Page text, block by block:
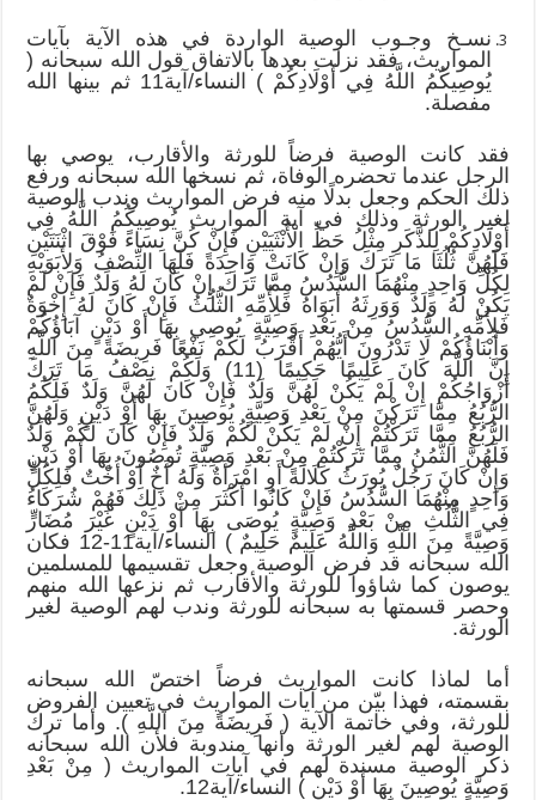
نسـخ وجـوب الوصية الواردة في هذه الآية بآيات
المواريث، فقد نزلت بعدها بالاتفاق قول الله سبحانه (
يُوصِيكُمُ اللَّهُ فِي أَوْلَادِكُمْ ) النساء/آية11 ثم بينها الله
مفصلة.
فقد كانت الوصية فرضاً للورثة والأقارب، يوصي بها
الرجل عندما تحضره الوفاة، ثم نسخها الله سبحانه ورفع
ذلك الحكم وجعل بدلًا منه فرض المواريث وندب الوصية
لغير الورثة وذلك في آية المواريث يُوصِيكُمُ اللَّهُ فِي
أَوْلَادِكُمْ لِلذَّكَرِ مِثْلُ حَظِّ الْأُنْثَيَيْنِ فَإِنْ كُنَّ نِسَاءً فَوْقَ اثْنَتَيْنِ
فَلَهُنَّ ثُلُثَا مَا تَرَكَ وَإِنْ كَانَتْ وَاحِدَةً فَلَهَا النِّصْفُ وَلِأَبَوَيْهِ
لِكُلِّ وَاحِدٍ مِنْهُمَا السُّدُسُ مِمَّا تَرَكَ إِنْ كَانَ لَهُ وَلَدٌ فَإِنْ لَمْ
يَكُنْ لَهُ وَلَدٌ وَوَرِثَهُ أَبَوَاهُ فَلِأُمِّهِ الثُّلُثُ فَإِنْ كَانَ لَهُ إِخْوَةٌ
فَلِأُمِّهِ السُّدُسُ مِنْ بَعْدِ وَصِيَّةٍ يُوصِي بِهَا أَوْ دَيْنٍ آبَاؤُكُمْ
وَأَبْنَاؤُكُمْ لَا تَدْرُونَ أَيُّهُمْ أَقْرَبُ لَكُمْ نَفْعًا فَرِيضَةً مِنَ اللَّهِ
إِنَّ اللَّهَ كَانَ عَلِيمًا حَكِيمًا (11) وَلَكُمْ نِصْفُ مَا تَرَكَ
أَزْوَاجُكُمْ إِنْ لَمْ يَكُنْ لَهُنَّ وَلَدٌ فَإِنْ كَانَ لَهُنَّ وَلَدٌ فَلَكُمُ
الرُّبُعُ مِمَّا تَرَكْنَ مِنْ بَعْدِ وَصِيَّةٍ يُوصِينَ بِهَا أَوْ دَيْنٍ وَلَهُنَّ
الرُّبُعُ مِمَّا تَرَكْتُمْ إِنْ لَمْ يَكُنْ لَكُمْ وَلَدٌ فَإِنْ كَانَ لَكُمْ وَلَدٌ
فَلَهُنَّ الثُّمُنُ مِمَّا تَرَكْتُمْ مِنْ بَعْدِ وَصِيَّةٍ تُوصُونَ بِهَا أَوْ دَيْنٍ
وَإِنْ كَانَ رَجُلٌ يُورَثُ كَلَالَةً أَوِ امْرَأَةٌ وَلَهُ أَخٌ أَوْ أُخْتٌ فَلِكُلِّ
وَاحِدٍ مِنْهُمَا السُّدُسُ فَإِنْ كَانُوا أَكْثَرَ مِنْ ذَلِكَ فَهُمْ شُرَكَاءُ
فِي الثُّلُثِ مِنْ بَعْدِ وَصِيَّةٍ يُوصَى بِهَا أَوْ دَيْنٍ غَيْرَ مُضَارٍّ
وَصِيَّةً مِنَ اللَّهِ وَاللَّهُ عَلِيمٌ حَلِيمٌ ) النساء/آية11-12 فكان
الله سبحانه قد فرض الوصية وجعل تقسيمها للمسلمين
يوصون كما شاؤوا للورثة والأقارب ثم نزعها الله منهم
وحصر قسمتها به سبحانه للورثة وندب لهم الوصية لغير
الورثة.
أما لماذا كانت المواريث فرضاً اختصّ الله سبحانه
بقسمته، فهذا بيّن من آيات المواريث في تعيين الفروض
للورثة، وفي خاتمة الآية ( فَرِيضَةً مِنَ اللَّهِ ). وأما ترك
الوصية لهم لغير الورثة وأنها مندوبة فلأن الله سبحانه
ذكر الوصية مسندة لهم في آيات المواريث ( مِنْ بَعْدِ
وَصِيَّةٍ يُوصِينَ بِهَا أَوْ دَيْنٍ ) النساء/آية12.